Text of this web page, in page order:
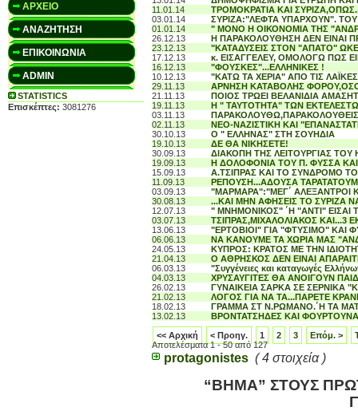
ΑΡΧΕΙΟ
ΑΝΑΖΗΤΗΣΗ
ΕΠΙΚΟΙΝΩΝΙΑ
ADMIN
STATISTICS
Επισκέπτες: 3081276
11.01.14
ΤΡΟΜΟΚΡΑΤΙΑ ΚΑΙ
03.01.14
ΣΥΡΙΖΑ:"ΛΕΦΤΑ ΥΠΑΡΧΟΥΝ".
01.01.14
" ΜΟΝΟ Η ΟΙΚΟΝΟΜΙΑ ΤΗΣ
26.12.13
Η ΠAΡΑΚΟΛΟΥΘΗΣΗ ΔΕΝ ΕΙΝΑΙ
23.12.13
"ΚΑΤΑΔΥΣΕΙΣ ΣΤΟΝ "ΑΠΑΤΟ"
17.12.13
κ. ΕΙΣΑΓΓΕΛΕΥ, ΟΜΟΛΟΓΩ ΠΩΣ
16.12.13
"ΦΟΥΣΚΕΣ"...ΕΛΛΗΝΙΚΕΣ !
10.12.13
"ΚΑΤΩ ΤΑ ΧΕΡΙΑ" ΑΠΟ ΤΙΣ
29.11.13
ΑΡΝΗΣΗ ΚΑΤΑΒΟΛΗΣ
21.11.13
ΠΟΙΟΣ ΤΡΩΕΙ ΒΕΛΑΝΙΔΙΑ
19.11.13
Η " ΤΑΥΤΟΤΗΤΑ" ΤΩΝ
03.11.13
02.11.13
ΝΕΟ-ΝΑΖΙΣΤΙΚΗ ΚΑΙ
30.10.13
O " ΕΛΛΗΝΑΣ" ΣΤΗ ΣΟΥΗΔΙΑ
19.10.13
ΔΕ ΘΑ ΝΙΚΗΣΕΤΕ!
30.09.13
ΔΙΑΚΟΠΗ ΤΗΣ ΛΕΙΤΟΥΡΓΙΑΣ ΤΟΥ
19.09.13
Η ΔΟΛΟΦΟΝΙΑ ΤΟΥ Π. ΦΥΣΣΑ
15.09.13
A.ΤΣΙΠΡΑΣ ΚΑΙ ΤΟ ΣΥΝΔΡΟΜΟ
11.09.13
ΡΕΠΟΥΣΗ...ΑΔΟΥΣΑ
03.09.13
"ΜΑΡΜΑΡΑ":"ΜΕΓ΄ ΑΛΕΞΑΝΤΡΟΙ
30.08.13
...ΚΑΙ ΜΗΝ ΑΦΗΣΕΙΣ ΤΟ ΣΥΡΙΖΑ
12.07.13
" ΜΝΗΜΟΝΙΚΟΣ" ΄Η "ΑΝΤΙ" ΕΙΣΑΙ
03.07.13
ΤΣΙΠΡΑΣ,ΜΙΧΑΛΟΛΙΑΚΟΣ ΚΑΙ...3
13.06.13
"ΕΡΤΟΒΙΟΙ" ΓΙΑ "ΦΤΥΣΙΜΟ" ΚΑΙ
06.06.13
ΝΑ ΚΑΝΟΥΜΕ ΤΑ ΧΩΡΙΑ ΜΑΣ
24.05.13
ΚΥΠΡΟΣ: ΚΡΑΤΟΣ ΜΕ ΤΗΝ
21.04.13
O ΑΘΡΗΣΚΟΣ ΔΕΝ ΕΙΝΑΙ
06.03.13
"Συγγένειες και καταγωγές
04.03.13
ΧΡΥΣΑΥΓΙΤΕΣ ΘΑ ΑΝΟΙΓΟΥΝ
26.02.13
ΓΥΝΑΙΚΕΙΑ ΣΑΡΚΑ ΣΕ ΣΕΡΝΙΚΑ
21.02.13
ΛΟΓΟΣ ΓΙΑ ΝΑ ΤΑ...ΠΑΡΕΤΕ
18.02.13
ΓΡΑΜΜΑ ΣΤ Ν.ΡΩΜΑΝΟ.΄Η ΤΑ
13.02.13
ΒΡΟΝΤΑΤΣΗΔΕΣ ΚΑΙ
<< Αρχική
< Προηγ. 1 2 3 Επόμ. >
Αποτελέσματα 1 - 50 από 127
protagonistes ( 4 στοιχεία )
“ΒΗΜΑ” ΣΤΟΥΣ